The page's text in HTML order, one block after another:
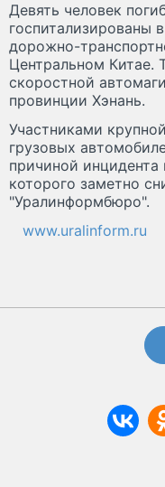
Девять человек
госпитализированы
дорожно-
Центральном Китае.
скоростной
провинции Хэнань.
Участниками
грузовых
причиной инцидента
которого заметно
"Уралинформбюро".
www.uralinform.ru